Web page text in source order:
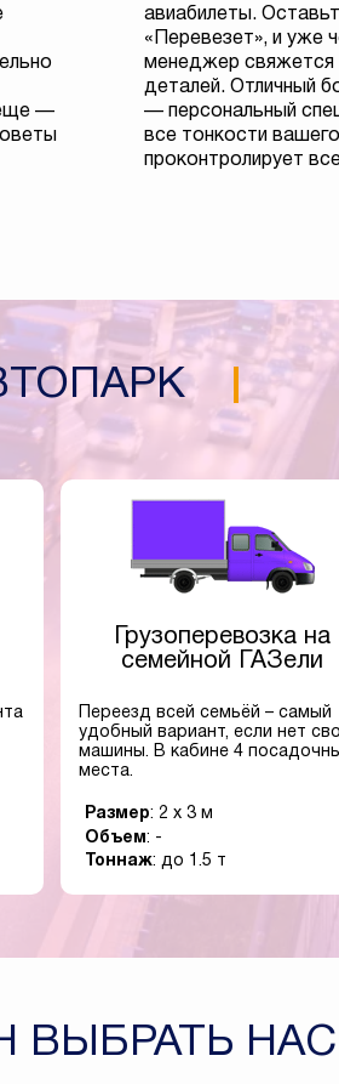
—
авиабилеты.
«Перевезет», и уже
менеджер свяжется
деталей. Отличный
— персональный
все тонкости
проконтролирует
Грузоперевозка на
семейной ГАЗели
Переезд всей семьёй – самый
удобный вариант, если нет
машины. В кабине 4
места.
Размер: 2 x 3 м
Объем: -
Тоннаж: до 1.5 т
ВЫБРАТЬ НАС